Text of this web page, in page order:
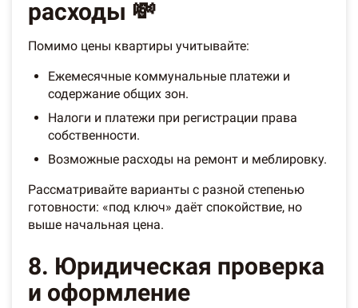
расходы 💸
Помимо цены квартиры учитывайте:
Ежемесячные коммунальные платежи и
содержание общих зон.
Налоги и платежи при регистрации права
собственности.
Возможные расходы на ремонт и меблировку.
Рассматривайте варианты с разной степенью
готовности: «под ключ» даёт спокойствие, но
выше начальная цена.
8. Юридическая проверка
и оформление